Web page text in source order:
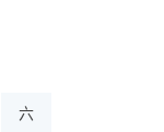
六